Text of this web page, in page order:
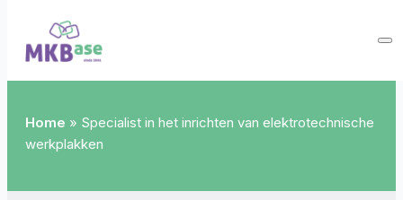
Home » Specialist in het inrichten van elektrotechnische
werkplakken